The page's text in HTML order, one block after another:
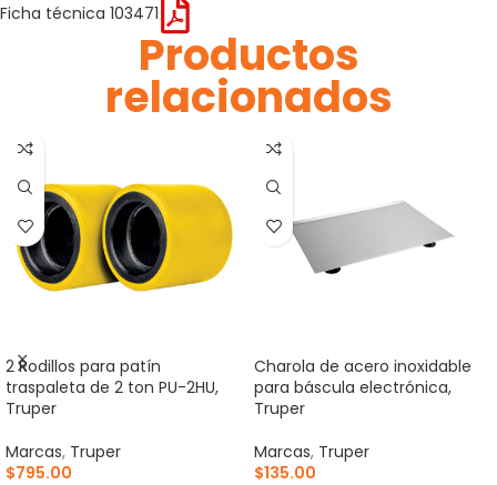
Ficha técnica 103471
Productos
relacionados
2 Rodillos para patín
traspaleta de 2 ton PU-2HU,
Truper
Marcas, Truper
$795.00
Charola de acero inoxidable
para báscula electrónica,
Truper
Marcas, Truper
$135.00